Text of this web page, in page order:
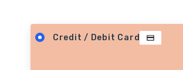
Credit / Debit Card